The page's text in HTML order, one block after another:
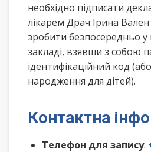
необхідно підписати
лікарем Драч Ірина
зробити безпосередньо
закладі, взявши з собою
ідентифікаційний код
народження для дітей).
Контактна
Телефон для запису: